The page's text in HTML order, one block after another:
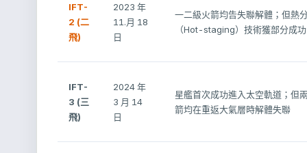
IFT-
2 (二
飛)
2023 年
11.月 18
日
一二級火箭均告失聯解體；但熱
（Hot-staging）技術獲部分成功
IFT-
3 (三
飛)
2024 年
3 月 14
日
星艦首次成功進入太空軌道；但
箭均在重返大氣層時解體失聯